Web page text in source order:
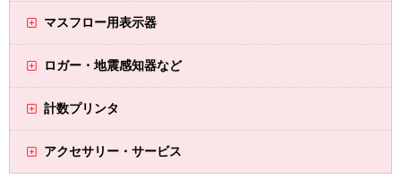
マスフロー用表示器
ロガー・地震感知器など
計数プリンタ
アクセサリー・サービス